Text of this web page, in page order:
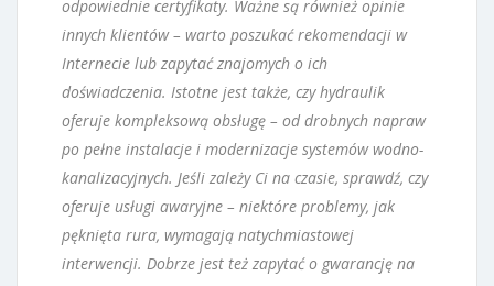
odpowiednie certyfikaty. Ważne są również opinie
innych klientów – warto poszukać rekomendacji w
Internecie lub zapytać znajomych o ich
doświadczenia. Istotne jest także, czy hydraulik
oferuje kompleksową obsługę – od drobnych napraw
po pełne instalacje i modernizacje systemów wodno-
kanalizacyjnych. Jeśli zależy Ci na czasie, sprawdź, czy
oferuje usługi awaryjne – niektóre problemy, jak
pęknięta rura, wymagają natychmiastowej
interwencji. Dobrze jest też zapytać o gwarancję na